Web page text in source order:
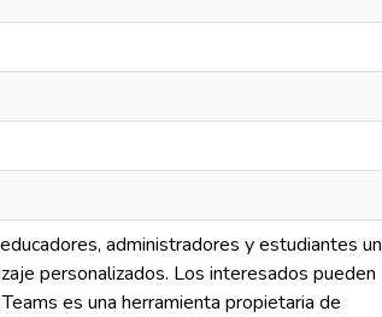
administradores y estudiantes un
personalizados. Los interesados pueden
es una herramienta propietaria de